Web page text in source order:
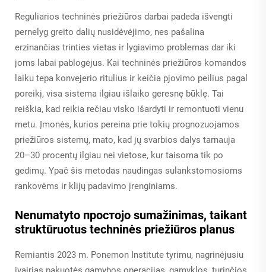
Reguliarios techninės priežiūros darbai padeda išvengti
pernelyg greito dalių nusidėvėjimo, nes pašalina
erzinančias trinties vietas ir lygiavimo problemas dar iki
joms labai pablogėjus. Kai techninės priežiūros komandos
laiku tepa konvejerio ritulius ir keičia pjovimo peilius pagal
poreikį, visa sistema ilgiau išlaiko geresnę būklę. Tai
reiškia, kad reikia rečiau visko išardyti ir remontuoti vienu
metu. Įmonės, kurios pereina prie tokių prognozuojamos
priežiūros sistemų, mato, kad jų svarbios dalys tarnauja
20–30 procentų ilgiau nei vietose, kur taisoma tik po
gedimų. Ypač šis metodas naudingas sulankstomosioms
rankovėms ir klijų padavimo įrenginiams.
Nenumatyto простojo sumažinimas, taikant
struktūruotus techninės priežiūros planus
Remiantis 2023 m. Ponemon Institute tyrimu, nagrinėjusiu